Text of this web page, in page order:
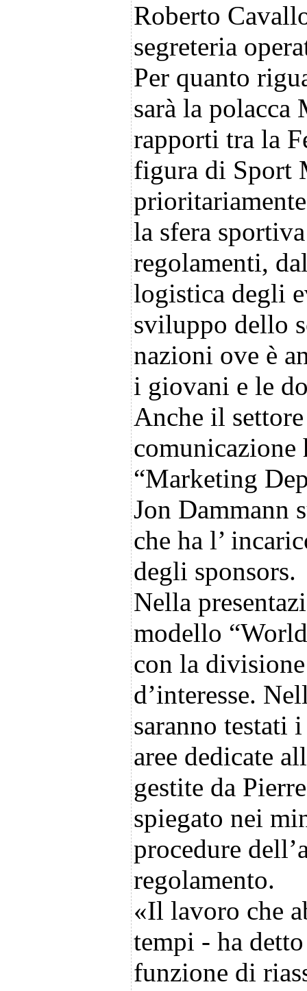
Roberto
segreteria
Per quanto
sarà la polacca
rapporti tra la
figura di Sport
la sfera
regolamenti,
logistica degli
sviluppo dello
nazioni ove è
i giovani e le
Anche il
comunicazione
“Marketing
Jon Dammann
che ha l’
degli sponsors.
Nella
modello
con la
d’interesse.
saranno testati
aree dedicate
gestite da
spiegato nei
procedure
regolamento.
«Il lavoro che
tempi - ha
funzione di